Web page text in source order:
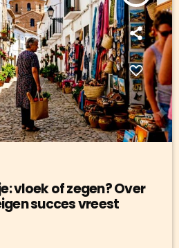
vloek of zegen? Over
succes vreest